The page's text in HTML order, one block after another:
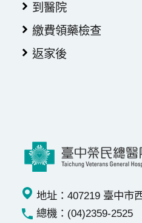
到醫院
繳費領藥檢查
返家後
地址：407219 臺中市
總機：(04)2359-2525